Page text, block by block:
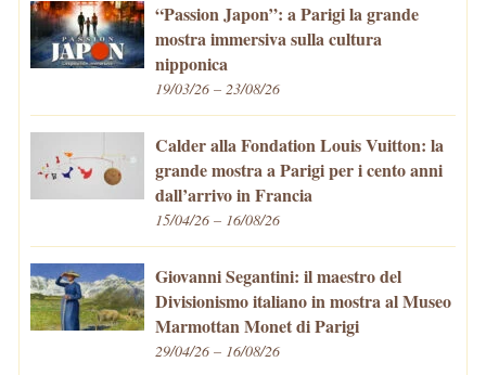
“Passion Japon”: a Parigi la grande
mostra immersiva sulla cultura
nipponica
19/03/26 – 23/08/26
Calder alla Fondation Louis Vuitton: la
grande mostra a Parigi per i cento anni
dall’arrivo in Francia
15/04/26 – 16/08/26
Giovanni Segantini: il maestro del
Divisionismo italiano in mostra al Museo
Marmottan Monet di Parigi
29/04/26 – 16/08/26